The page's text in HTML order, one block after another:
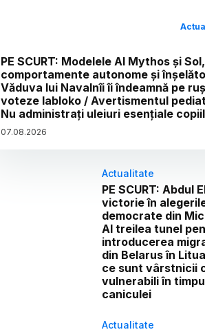
PE SCURT: Modelele AI Mythos și Sol,
comportamente autonome și
Văduva lui Navalnîi îi îndeamnă pe
voteze Iabloko / Avertismentul
Nu administrați uleiuri esențiale
07.08.2026
Actualitate
PE SCURT: Abdul
victorie în
democrate din
Al treilea tunel
introducerea
din Belarus în
ce sunt vârstnicii
vulnerabili în
caniculei
Actualitate